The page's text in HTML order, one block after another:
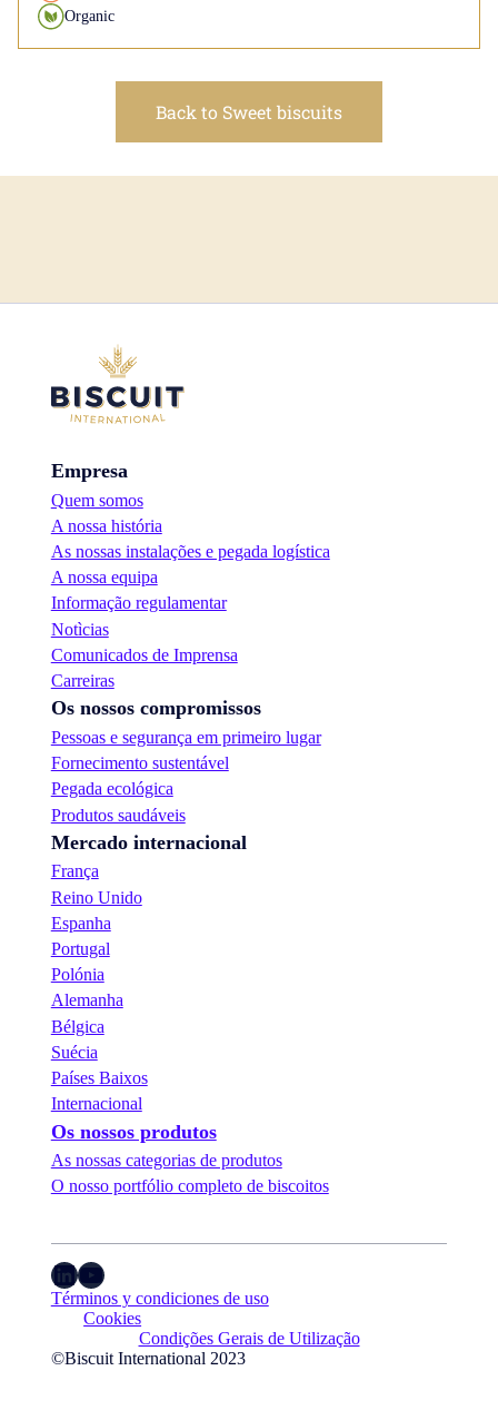
Organic
Back to Sweet biscuits
Empresa
Quem somos
A nossa história
As nossas instalações e pegada logística
A nossa equipa
Informação regulamentar
Notìcias
Comunicados de Imprensa
Carreiras
Os nossos compromissos
Pessoas e segurança em primeiro lugar
Fornecimento sustentável
Pegada ecológica
Produtos saudáveis
Mercado internacional
França
Reino Unido
Espanha
Portugal
Polónia
Alemanha
Bélgica
Suécia
Países Baixos
Internacional
Os nossos produtos
As nossas categorias de produtos
O nosso portfólio completo de biscoitos
LinkedIn YouTube
Términos y condiciones de uso
Cookies
Condições Gerais de Utilização
©Biscuit International 2023